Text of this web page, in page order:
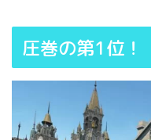
圧巻の第1位！